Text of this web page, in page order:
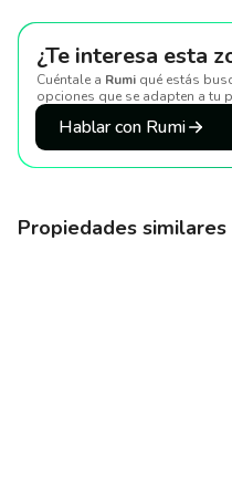
¿Te interesa esta
Cuéntale a Rumi qué estás
opciones que se adapten a tu
Hablar con Rumi
Propiedades similares